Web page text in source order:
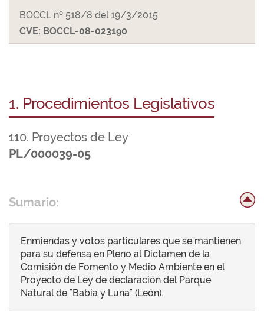
BOCCL nº 518/8 del 19/3/2015
CVE: BOCCL-08-023190
1. Procedimientos Legislativos
110. Proyectos de Ley
PL/000039-05
Sumario:
Enmiendas y votos particulares que se mantienen
para su defensa en Pleno al Dictamen de la
Comisión de Fomento y Medio Ambiente en el
Proyecto de Ley de declaración del Parque
Natural de "Babia y Luna" (León).